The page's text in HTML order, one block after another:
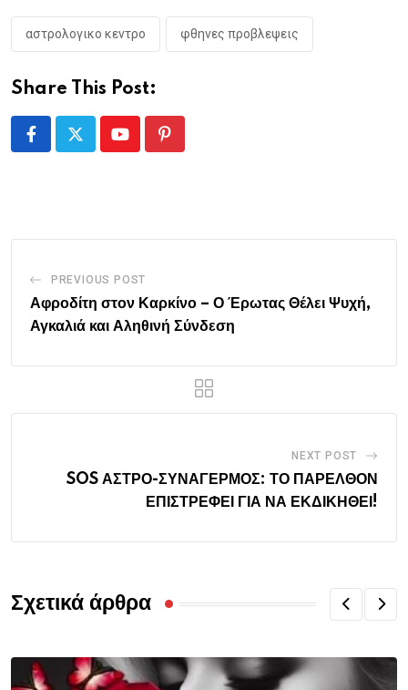
αστρολογικο κεντρο φθηνες προβλεψεις
Share This Post:
YoutubePinterest
PREVIOUS POST
Αφροδίτη στον Καρκίνο – Ο Έρωτας Θέλει Ψυχή,
Αγκαλιά και Αληθινή Σύνδεση
NEXT POST
SOS ΑΣΤΡΟ-ΣΥΝΑΓΕΡΜΟΣ: ΤΟ ΠΑΡΕΛΘΟΝ
ΕΠΙΣΤΡΕΦΕΙ ΓΙΑ ΝΑ ΕΚΔΙΚΗΘΕΙ!
Σχετικά άρθρα